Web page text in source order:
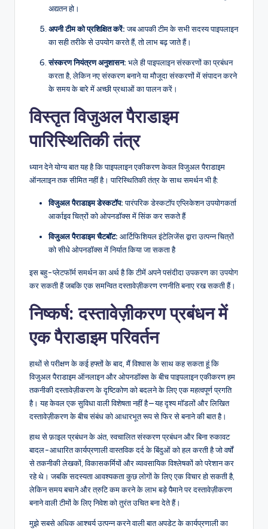
अद्यतन हो।
अपनी टीम को प्रशिक्षित करें:जब आपकी टीम के सभी सदस्य पाइपलाइन
का सही तरीके से उपयोग करते हैं, तो लाभ बढ़ जाते हैं।
संस्करण नियंत्रण अनुशासन: भले ही पाइपलाइन संस्करणों का प्रबंधन
करता है, लेकिन नए संस्करण बनाने या मौजूदा संस्करणों में संपादन करने
के समय के बारे में अच्छी प्रथाओं का पालन करें।
विस्तृत विजुअल पैराडाइम
पारिस्थितिकी तंत्र
ध्यान देने योग्य बात यह है कि पाइपलाइन एकीकरण केवल विजुअल पैराडाइम
ऑनलाइन तक सीमित नहीं है। पारिस्थितिकी तंत्र के साथ समर्थन भी है:
विजुअल पैराडाइम डेस्कटॉप:पारंपरिक डेस्कटॉप एप्लिकेशन उपयोगकर्ता
आर्काइव चित्रों को ओपनडॉक्स में सिंक कर सकते हैं
विजुअल पैराडाइम चैटबॉट: आर्टिफिशियल इंटेलिजेंस द्वारा उत्पन्न चित्रों
को सीधे ओपनडॉक्स में निर्यात किया जा सकता है
इस बहु-प्लेटफॉर्म समर्थन का अर्थ है कि टीमें अपने पसंदीदा उपकरण का उपयोग
कर सकती हैं जबकि एक समन्वित दस्तावेज़ीकरण रणनीति बनाए रख सकती हैं।
निष्कर्ष: दस्तावेज़ीकरण प्रबंधन में
एक पैराडाइम परिवर्तन
हाथों से परीक्षण के कई हफ्तों के बाद, मैं विश्वास के साथ कह सकता हूं कि
विजुअल पैराडाइम ऑनलाइन और ओपनडॉक्स के बीच पाइपलाइन एकीकरण हम
तकनीकी दस्तावेज़ीकरण के दृष्टिकोण को बदलने के लिए एक महत्वपूर्ण प्रगति
है। यह केवल एक सुविधा वाली विशेषता नहीं है—यह दृश्य मॉडलों और लिखित
दस्तावेज़ीकरण के बीच संबंध को आधारभूत रूप से फिर से बनाने की बात है।
हाथ से फ़ाइल प्रबंधन के अंत, स्वचालित संस्करण प्रबंधन और बिना रुकावट
बादल-आधारित कार्यप्रणाली वास्तविक दर्द के बिंदुओं को हल करती है जो वर्षों
से तकनीकी लेखकों, विकासकर्मियों और व्यावसायिक विश्लेषकों को परेशान कर
रहे थे। जबकि सदस्यता आवश्यकता कुछ लोगों के लिए एक विचार हो सकती है,
लेकिन समय बचाने और त्रुटि कम करने के लाभ बड़े पैमाने पर दस्तावेज़ीकरण
बनाने वाली टीमों के लिए निवेश को तुरंत उचित बना देते हैं।
मुझे सबसे अधिक आश्चर्य उत्पन्न करने वाली बात अपडेट के कार्यप्रणाली का